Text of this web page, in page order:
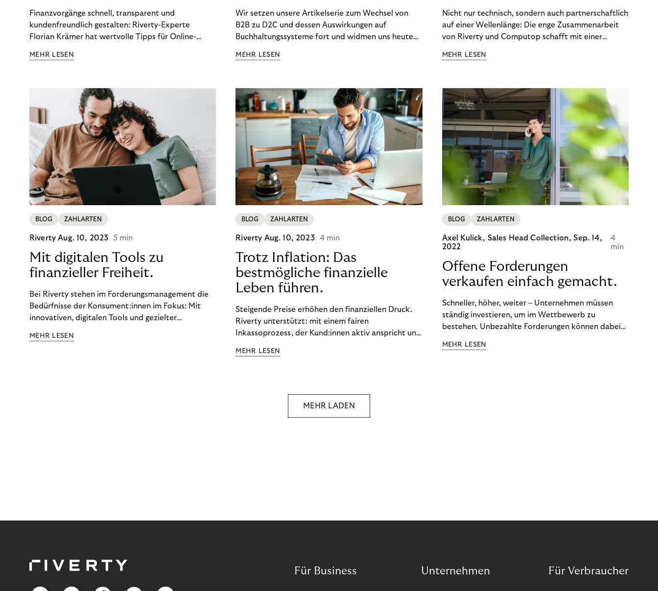
Finanzvorgänge schnell, transparent und
kundenfreundlich gestalten: Riverty-Experte
Florian Krämer hat wertvolle Tipps für Online-
möchten.
MEHR LESEN
Wir setzen unsere Artikelserie zum Wechsel von
B2B zu D2C und dessen Auswirkungen auf
Buchhaltungssysteme fort und widmen uns heute
im D2C-Bereich.
MEHR LESEN
Nicht nur technisch, sondern auch partnerschaftlich
auf einer Wellenlänge: Die enge Zusammenarbeit
von Riverty und Computop schafft mit einer
Zahlungsabwicklung echte Mehrwerte für Händler.
MEHR LESEN
BLOG ZAHLARTEN
RivertyAug. 10, 2023 5 min
Mit digitalen Tools zu
finanzieller Freiheit.
Bei Riverty stehen im Forderungsmanagement die
Bedürfnisse der Konsument:innen im Fokus: Mit
innovativen, digitalen Tools und gezielter
ein Leben in finanzieller Freiheit zu führen. So
MEHR LESEN
BLOG ZAHLARTEN
Riverty Aug. 10, 2023 4 min
Trotz Inflation: Das
bestmögliche finanzielle
Leben führen.
Steigende Preise erhöhen den finanziellen Druck.
Riverty unterstützt: mit einem fairen
Inkassoprozess, der Kund:innen aktiv anspricht und
Finanzbildung ermöglicht. So bleiben Menschen
MEHR LESEN
BLOG ZAHLARTEN
Axel Kulick, Sales Head Collection,Sep. 14,
2022
4
min
Offene Forderungen
verkaufen einfach gemacht.
Schneller, höher, weiter – Unternehmen müssen
ständig investieren, um im Wettbewerb zu
bestehen. Unbezahlte Forderungen können dabei
leiden. Und die Kosten für das
MEHR LESEN
MEHR LADEN
Für Business Unternehmen Für Verbraucher